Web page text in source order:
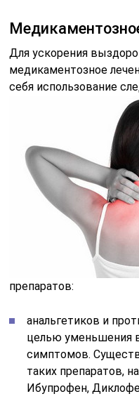
Для ускорения
медикаментозное
себя использование
препаратов:
анальгетиков и
целью уменьшения
симптомов.
таких препаратов,
Ибупрофен,